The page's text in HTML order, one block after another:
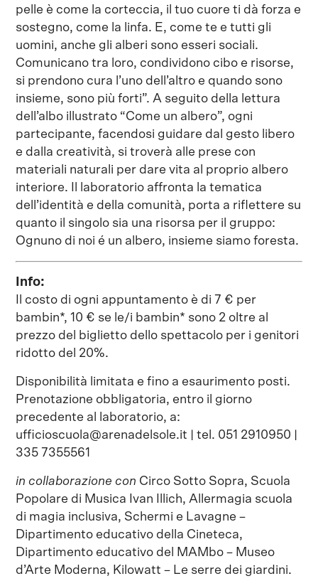
pelle è come la corteccia, il tuo cuore ti dà forza e
sostegno, come la linfa. E, come te e tutti gli
uomini, anche gli alberi sono esseri sociali.
Comunicano tra loro, condividono cibo e risorse,
si prendono cura l’uno dell’altro e quando sono
insieme, sono più forti”. A seguito della lettura
dell’albo illustrato “Come un albero”, ogni
partecipante, facendosi guidare dal gesto libero
e dalla creatività, si troverà alle prese con
materiali naturali per dare vita al proprio albero
interiore. Il laboratorio affronta la tematica
dell’identità e della comunità, porta a riflettere su
quanto il singolo sia una risorsa per il gruppo:
Ognuno di noi é un albero, insieme siamo foresta.
Info:
Il costo di ogni appuntamento è di 7 € per
bambin*, 10 € se le/i bambin* sono 2 oltre al
prezzo del biglietto dello spettacolo per i genitori
ridotto del 20%.
Disponibilità limitata e fino a esaurimento posti.
Prenotazione obbligatoria, entro il giorno
precedente al laboratorio, a:
ufficioscuola@arenadelsole.it | tel. 051 2910950 |
335 7355561
in collaborazione con Circo Sotto Sopra, Scuola
Popolare di Musica Ivan Illich, Allermagia scuola
di magia inclusiva, Schermi e Lavagne –
Dipartimento educativo della Cineteca,
Dipartimento educativo del MAMbo – Museo
d’Arte Moderna, Kilowatt – Le serre dei giardini.